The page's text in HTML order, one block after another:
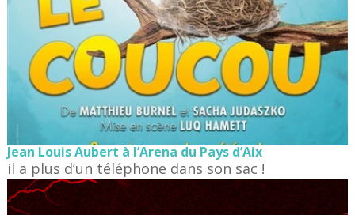
Jean Louis Aubert à l’Arena du Pays d’Aix
il a plus d’un téléphone dans son sac !